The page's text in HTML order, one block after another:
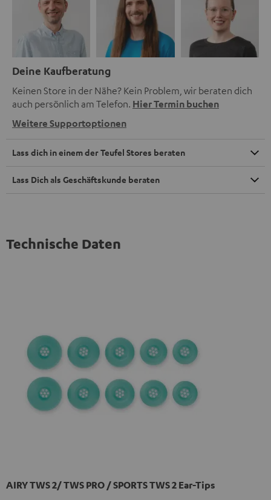
Deine Kaufberatung
Keinen Store in der Nähe? Kein Problem, wir beraten dich
auch persönlich am Telefon. Hier Termin buchen
Weitere Supportoptionen
Lass dich in einem der Teufel Stores beraten
Lass Dich als Geschäftskunde beraten
Technische Daten
AIRY TWS 2/ TWS PRO / SPORTS TWS 2 Ear-Tips